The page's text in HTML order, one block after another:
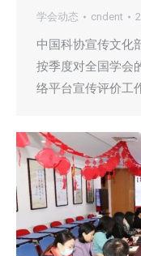
学会动态 cndent
中国科协宣传文化
按季度对全国学会
络平台宣传评价工